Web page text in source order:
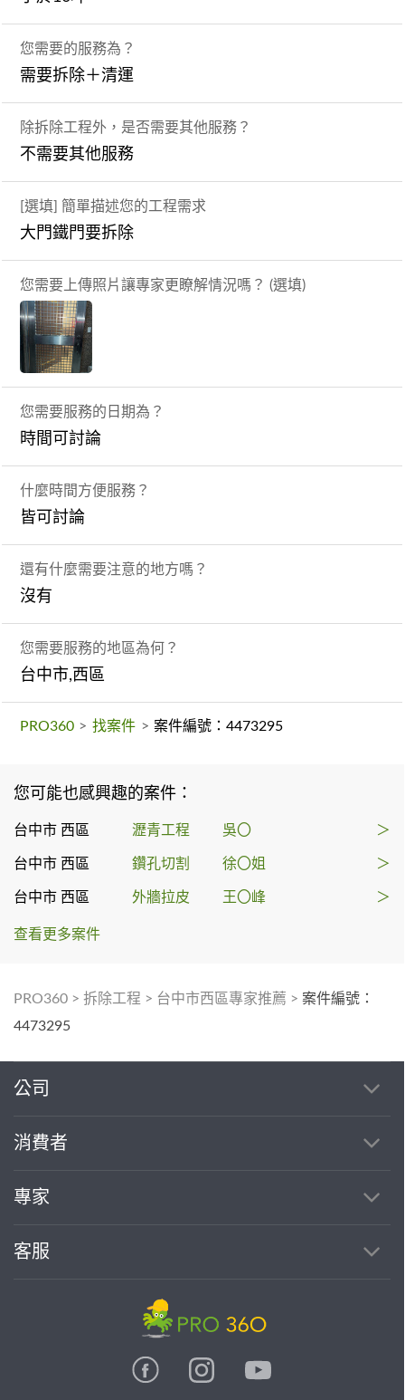
您需要的服務為？
需要拆除＋清運
除拆除工程外，是否需要其他服務？
不需要其他服務
[選填] 簡單描述您的工程需求
大門鐵門要拆除
您需要上傳照片讓專家更瞭解情況嗎？ (選填)
您需要服務的日期為？
時間可討論
什麼時間方便服務？
皆可討論
還有什麼需要注意的地方嗎？
沒有
您需要服務的地區為何？
台中市,西區
PRO360 > 找案件 > 案件編號：4473295
您可能也感興趣的案件：
台中市 西區 瀝青工程 吳〇 ＞
台中市 西區 鑽孔切割 徐〇姐 ＞
台中市 西區 外牆拉皮 王〇峰 ＞
查看更多案件
PRO360 > 拆除工程 > 台中市西區專家推薦 > 案件編號：
4473295
公司
消費者
專家
客服